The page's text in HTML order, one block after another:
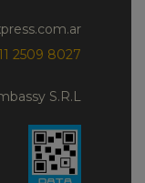
2509 8027
S.R.L